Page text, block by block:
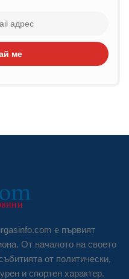
ме
е първият
От началото на своето
от политически,
и спортен характер.